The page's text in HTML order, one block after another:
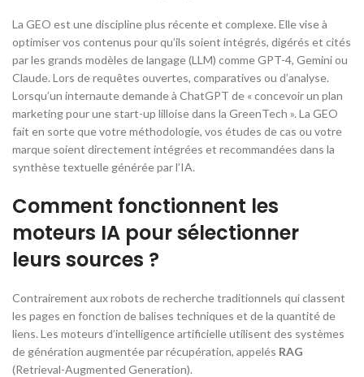
La GEO est une discipline plus récente et complexe. Elle vise à
optimiser vos contenus pour qu’ils soient intégrés, digérés et cités
par les grands modèles de langage (LLM) comme GPT-4, Gemini ou
Claude. Lors de requêtes ouvertes, comparatives ou d’analyse.
Lorsqu’un internaute demande à ChatGPT de « concevoir un plan
marketing pour une start-up lilloise dans la GreenTech ». La GEO
fait en sorte que votre méthodologie, vos études de cas ou votre
marque soient directement intégrées et recommandées dans la
synthèse textuelle générée par l’IA.
Comment fonctionnent les
moteurs IA pour sélectionner
leurs sources ?
Contrairement aux robots de recherche traditionnels qui classent
les pages en fonction de balises techniques et de la quantité de
liens. Les moteurs d’intelligence artificielle utilisent des systèmes
de génération augmentée par récupération, appelés RAG
(Retrieval-Augmented Generation).